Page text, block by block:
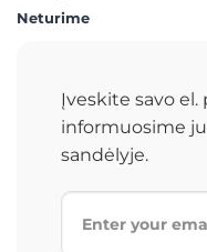
Neturime
Įveskite savo el.
informuosime
sandėlyje.